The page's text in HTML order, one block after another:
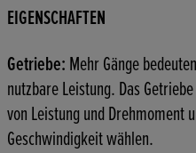
EIGENSCHAFTEN
Getriebe: Mehr Gänge
nutzbare Leistung. Das
von Leistung und Drehmoment
Geschwindigkeit wählen.